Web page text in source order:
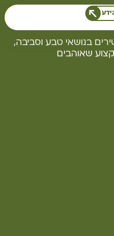
בנושאי טבע וסביבה,
שאוהבים